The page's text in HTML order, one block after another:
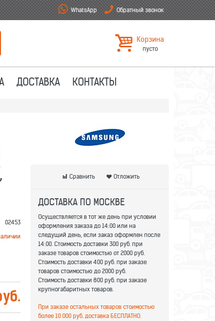
WhatsApp Обратный звонок
Корзина
пусто
ДОСТАВКА КОНТАКТЫ
02453
Сравнить Отложить
ДОСТАВКА ПО МОСКВЕ
Осуществляется в тот же день при условии
оформления заказа до 14:00 или на
следущий день, если заказ оформлен после
14:00. Стоимость доставки 300 руб. при
заказе товаров стоимостью от 2000 руб.
Стоимость доставки 400 руб. при заказе
товаров стоимостью до 2000 руб.
Стоимость доставки 800 руб. при заказе
крупногабаритных товаров.
При заказе остальных товаров стоимостью
более 10 000 руб. доставка БЕСПЛАТНО.